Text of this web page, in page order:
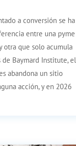
a conversión se ha
entre una pyme
otra que solo acumula
de Baymard Institute, el
abandona un sitio
acción, y en 2026